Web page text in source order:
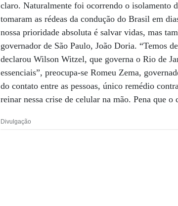
claro. Naturalmente foi ocorrendo o isolamento
tomaram as rédeas da condução do Brasil em
nossa prioridade absoluta é salvar vidas, mas
governador de São Paulo, João Doria. “Temos
declarou Wilson Witzel, que governa o Rio de
essenciais”, preocupa-se Romeu Zema,
do contato entre as pessoas, único remédio
reinar nessa crise de celular na mão. Pena que
Divulgação